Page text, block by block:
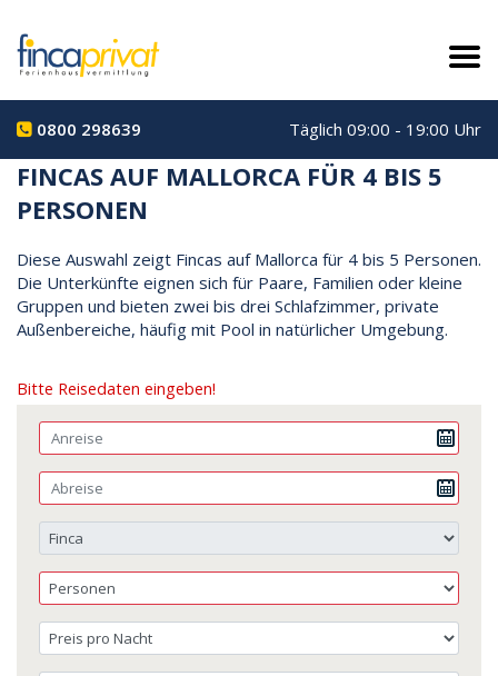
0800 298639 Täglich 09:00 - 19:00 Uhr
FINCAS AUF MALLORCA FÜR 4 BIS 5
PERSONEN
Diese Auswahl zeigt Fincas auf Mallorca für 4 bis 5 Personen.
Die Unterkünfte eignen sich für Paare, Familien oder kleine
Gruppen und bieten zwei bis drei Schlafzimmer, private
Außenbereiche, häufig mit Pool in natürlicher Umgebung.
Bitte Reisedaten eingeben!